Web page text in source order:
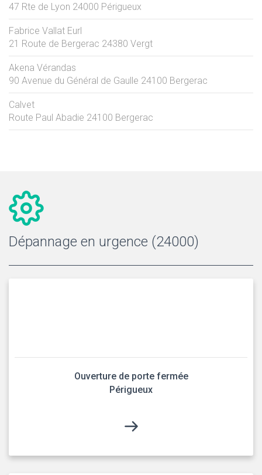
47 Rte de Lyon 24000 Périgueux
Fabrice Vallat Eurl
21 Route de Bergerac 24380 Vergt
Akena Vérandas
90 Avenue du Général de Gaulle 24100 Bergerac
Calvet
Route Paul Abadie 24100 Bergerac
Dépannage en urgence (24000)
Ouverture de porte fermée
Périgueux